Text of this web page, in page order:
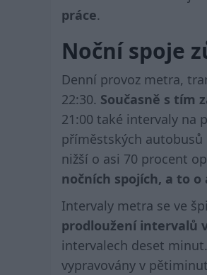
práce.
Noční spoje
Denní provoz metra,
22:30. Současně s tím
21:00 také intervaly na
příměstských
nižší o asi 70 procent
nočních spojích, a to o
Intervaly metra se ve
prodloužení intervalů
intervalech deset
vypravovány v